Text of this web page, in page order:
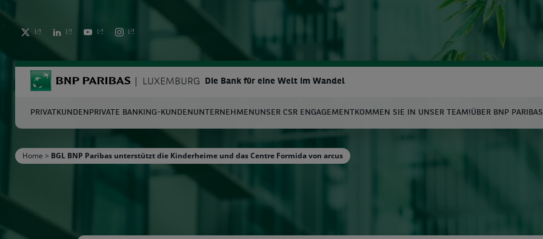
TWITTER LINKEDIN YOUTUBE INSTAGRAM
BNP Paribas LUXEMBURG Die Bank für eine Welt im Wandel
Geben Sie die zu suchenden Begriffe ein Suche
PRIVATKUNDEN PRIVATE BANKING-KUNDEN UNTERNEHMEN UNSER CSR ENGAGEMENTKOMMEN SIE IN UNSER TEAM!ÜBER BNP PARIBAS
Home > BGL BNP Paribas unterstützt die Kinderheime und das Centre Formida von arcus